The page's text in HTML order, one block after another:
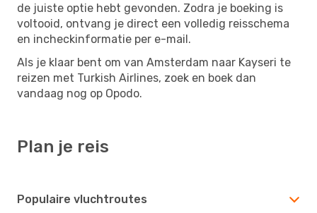
de juiste optie hebt gevonden. Zodra je boeking is
voltooid, ontvang je direct een volledig reisschema
en incheckinformatie per e-mail.
Als je klaar bent om van Amsterdam naar Kayseri te
reizen met Turkish Airlines, zoek en boek dan
vandaag nog op Opodo.
Plan je reis
Populaire vluchtroutes